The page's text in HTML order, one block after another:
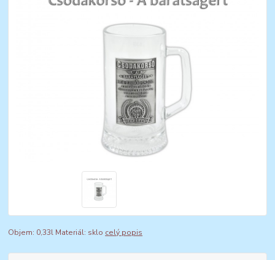
Objem: 0,33l Materiál: sklo celý popis